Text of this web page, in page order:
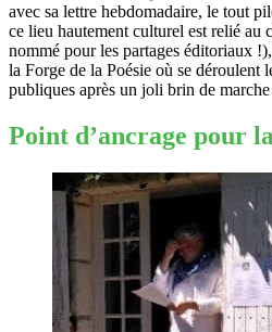
avec sa lettre hebdomadaire, le tout
ce lieu hautement culturel est relié au
nommé pour les partages éditoriaux
la Forge de la Poésie où se déroulent
publiques après un joli brin de
Point d’ancrage pour